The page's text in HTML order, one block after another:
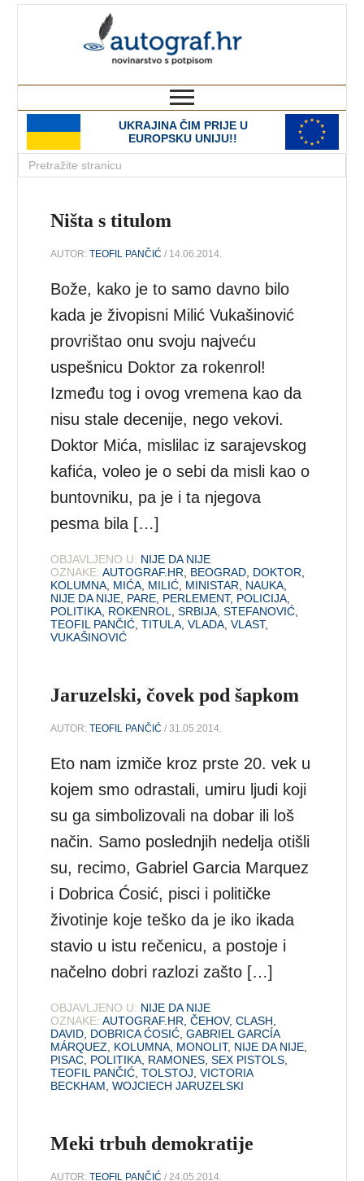
UKRAJINA ČIM PRIJE U
EUROPSKU UNIJU!!
Ništa s titulom
AUTOR:TEOFIL PANČIĆ / 14.06.2014.
Bože, kako je to samo davno bilo
kada je živopisni Milić Vukašinović
provrištao onu svoju najveću
uspešnicu Doktor za rokenrol!
Između tog i ovog vremena kao da
nisu stale decenije, nego vekovi.
Doktor Mića, mislilac iz sarajevskog
kafića, voleo je o sebi da misli kao o
buntovniku, pa je i ta njegova
pesma bila […]
OBJAVLJENO U: NIJE DA NIJE
OZNAKE: AUTOGRAF.HR BEOGRAD DOKTOR
KOLUMNA MIĆA MILIĆ MINISTAR NAUKA
NIJE DA NIJE PARE PERLEMENT, POLICIJA
POLITIKA ROKENROL ,SRBIJA ,STEFANOVIĆ
TEOFIL PANČIĆ ,TITULA ,VLADA ,VLAST,
VUKAŠINOVIĆ
Jaruzelski, čovek pod šapkom
AUTOR:TEOFIL PANČIĆ / 31.05.2014.
Eto nam izmiče kroz prste 20. vek u
kojem smo odrastali, umiru ljudi koji
su ga simbolizovali na dobar ili loš
način. Samo poslednjih nedelja otišli
su, recimo, Gabriel Garcia Marquez
i Dobrica Ćosić, pisci i političke
životinje koje teško da je iko ikada
stavio u istu rečenicu, a postoje i
načelno dobri razlozi zašto […]
OBJAVLJENO U: NIJE DA NIJE
OZNAKE: AUTOGRAF.HR ,ČEHOV,CLASH
DAVID DOBRICA ĆOSIĆ ,GABRIEL GARCÍA
MÁRQUEZ
KOLUMNA MONOLIT, NIJE DA NIJE
PISAC POLITIKA RAMONES ,SEX PISTOLS
TEOFIL PANČIĆ ,TOLSTOJ ,VICTORIA
BECKHAM ,WOJCIECH JARUZELSKI
Meki trbuh demokratije
AUTOR:TEOFIL PANČIĆ / 24.05.2014.